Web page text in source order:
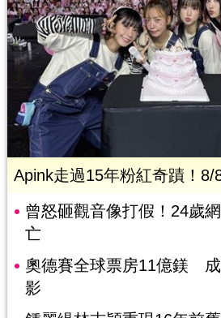
Apink走過15年粉紅奇蹟！8/
曾怒砸觀音像打假！24歲
亡
奧德賽全球票房11億鎂
影